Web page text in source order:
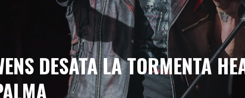
POR MEJORAS HISTÓRICAS EN SU 35º ANIVERSARIO
DESATA LA TORMENTA